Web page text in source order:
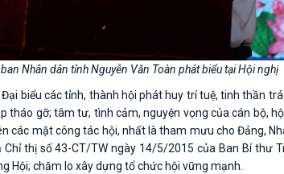
Nhân dân tỉnh Nguyễn Văn Toàn phát biểu tại Hội nghị
Đại biểu các tỉnh, thành hội phát huy trí tuệ, tinh thần
gỡ; tâm tư, tình cảm, nguyện vọng của cán bộ,
các mặt công tác hội, nhất là tham mưu cho Đảng,
thị số 43-CT/TW ngày 14/5/2015 của Ban Bí thư
Hội; chăm lo xây dựng tổ chức hội vững mạnh.